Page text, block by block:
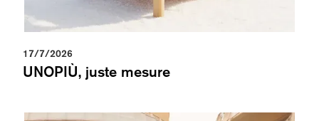
17/7/2026
UNOPIÙ, juste mesure